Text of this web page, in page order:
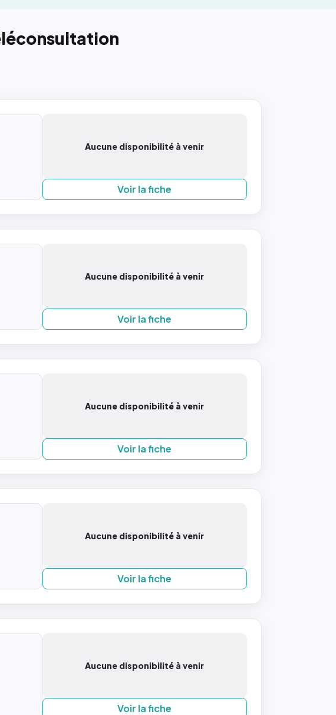
Aucune disponibilité à venir
Voir la fiche
Aucune disponibilité à venir
Voir la fiche
Aucune disponibilité à venir
Voir la fiche
Aucune disponibilité à venir
Voir la fiche
Aucune disponibilité à venir
Voir la fiche